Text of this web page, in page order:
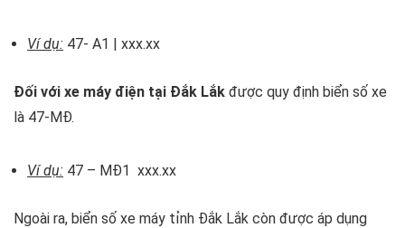
Ví dụ: 47- A1 | xxx.xx
Đối với xe máy điện tại Đắk Lắk được quy định biển số xe
là 47-MĐ.
Ví dụ: 47 – MĐ1 xxx.xx
Ngoài ra, biển số xe máy tỉnh Đắk Lắk còn được áp dụng